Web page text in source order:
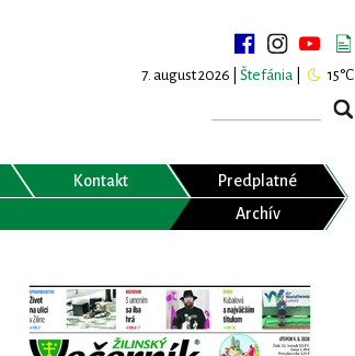
7. august 2026 | Štefánia 15°C
Kontakt
Predplatné
Archív